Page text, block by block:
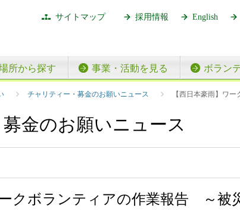
English
採用情報
サイトマップ
所から探す 事業・活動を見る ボラン
チャリティー・募金のお願いニュース 【西日本豪雨】ワ
金のお願いニュース
ークボランティアの作業報告 ～被